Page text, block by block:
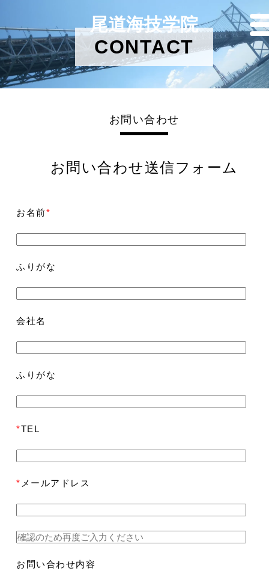
CONTACT
お問い合わせ
お問い合わせ送信フォーム
お名前*
ふりがな
会社名
ふりがな
*TEL
* メールアドレス
お問い合わせ内容
尾道海技学院